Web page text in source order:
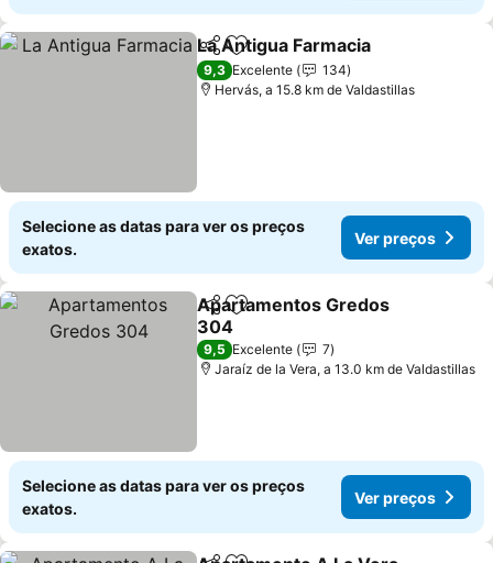
PartilharAdicionar aos favoritos
La Antigua Farmacia
9,3 Excelente
134
Hervás, a 15.8 km de Valdastillas
Selecione as datas para ver os preços
exatos.
Ver preços
PartilharAdicionar aos favoritos
Apartamentos Gredos
304
9,5 Excelente
7
Jaraíz de la Vera, a 13.0 km de Valdastillas
Selecione as datas para ver os preços
exatos.
Ver preços